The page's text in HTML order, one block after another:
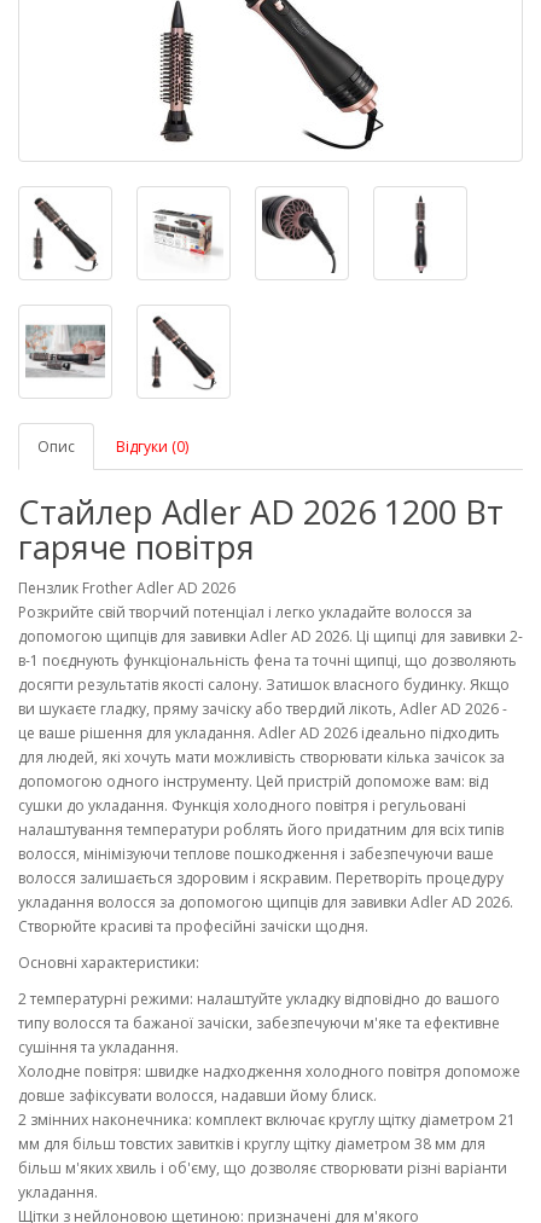
Опис Відгуки (0)
Стайлер Adler AD 2026 1200 Вт
гаряче повітря
Пензлик Frother Adler AD 2026
Розкрийте свій творчий потенціал і легко укладайте волосся за
допомогою щипців для завивки Adler AD 2026. Ці щипці для завивки 2-
в-1 поєднують функціональність фена та точні щипці, що дозволяють
досягти результатів якості салону. Затишок власного будинку. Якщо
ви шукаєте гладку, пряму зачіску або твердий лікоть, Adler AD 2026 -
це ваше рішення для укладання. Adler AD 2026 ідеально підходить
для людей, які хочуть мати можливість створювати кілька зачісок за
допомогою одного інструменту. Цей пристрій допоможе вам: від
сушки до укладання. Функція холодного повітря і регульовані
налаштування температури роблять його придатним для всіх типів
волосся, мінімізуючи теплове пошкодження і забезпечуючи ваше
волосся залишається здоровим і яскравим. Перетворіть процедуру
укладання волосся за допомогою щипців для завивки Adler AD 2026.
Створюйте красиві та професійні зачіски щодня.
Основні характеристики:
2 температурні режими: налаштуйте укладку відповідно до вашого
типу волосся та бажаної зачіски, забезпечуючи м'яке та ефективне
сушіння та укладання.
Холодне повітря: швидке надходження холодного повітря допоможе
довше зафіксувати волосся, надавши йому блиск.
2 змінних наконечника: комплект включає круглу щітку діаметром 21
мм для більш товстих завитків і круглу щітку діаметром 38 мм для
більш м'яких хвиль і об'єму, що дозволяє створювати різні варіанти
укладання.
Щітки з нейлоновою щетиною: призначені для м'якого